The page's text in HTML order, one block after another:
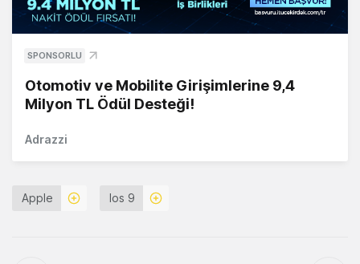
SPONSORLU
Otomotiv ve Mobilite Girişimlerine 9,4
Milyon TL Ödül Desteği!
Adrazzi
Apple Ios 9